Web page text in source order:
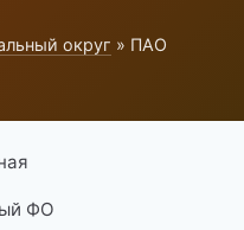
округ » ПАО
ФО